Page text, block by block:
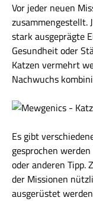
Vor jeder neuen
zusammengestellt.
stark ausgeprägte
Gesundheit oder
Katzen vermehrt
Nachwuchs
Es gibt
gesprochen
oder anderen Tipp.
der Missionen
ausgerüstet